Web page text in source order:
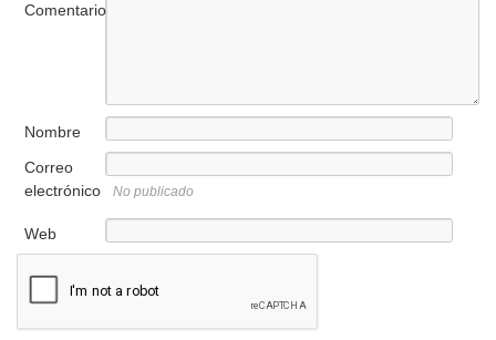
Comentario
Nombre
Correo
electrónico
No publicado
Web